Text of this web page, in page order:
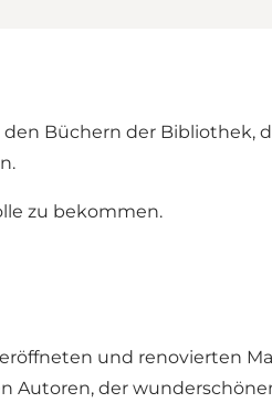
Büchern der Bibliothek,
zu bekommen.
und renovierten
Autoren, der